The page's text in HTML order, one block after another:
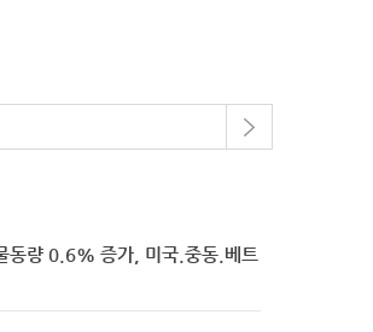
동량 0.6% 증가, 미국.중동.베트